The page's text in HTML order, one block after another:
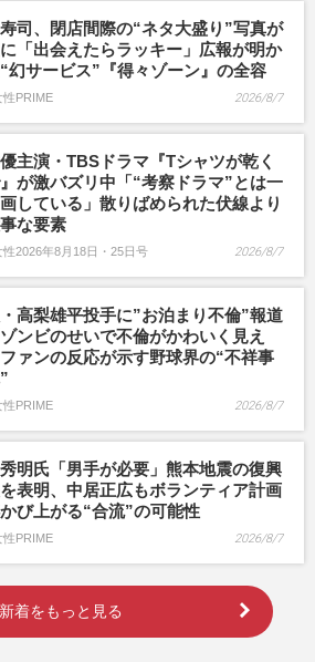
寿司、閉店間際の“ネタ大盛り”写真が
「出会えたらラッキー」広報が明か
幻サービス”『得々ゾーン』の全容
性PRIME 2026/8/7
主演・TBSドラマ『Tシャツが乾く
が激バズリ中「“考察ドラマ”とは一
している」散りばめられた伏線より
な要素
性2026年8月18日・25日号 2026/8/7
高梨雄平投手に”お泊まり不倫”報道
ンビのせいで不倫がかわいく見え
ァンの反応が示す野球界の“不祥事
性PRIME 2026/8/7
明氏「男手が必要」熊本地震の復興
表明、中居正広もボランティア計画
び上がる“合流”の可能性
性PRIME 2026/8/7
新着をもっと見る